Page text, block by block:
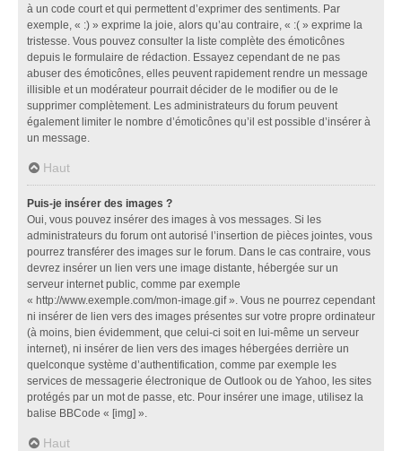
à un code court et qui permettent d’exprimer des sentiments. Par
exemple, « :) » exprime la joie, alors qu’au contraire, « :( » exprime la
tristesse. Vous pouvez consulter la liste complète des émoticônes
depuis le formulaire de rédaction. Essayez cependant de ne pas
abuser des émoticônes, elles peuvent rapidement rendre un message
illisible et un modérateur pourrait décider de le modifier ou de le
supprimer complètement. Les administrateurs du forum peuvent
également limiter le nombre d’émoticônes qu’il est possible d’insérer à
un message.
Haut
Puis-je insérer des images ?
Oui, vous pouvez insérer des images à vos messages. Si les
administrateurs du forum ont autorisé l’insertion de pièces jointes, vous
pourrez transférer des images sur le forum. Dans le cas contraire, vous
devrez insérer un lien vers une image distante, hébergée sur un
serveur internet public, comme par exemple
« http://www.exemple.com/mon-image.gif ». Vous ne pourrez cependant
ni insérer de lien vers des images présentes sur votre propre ordinateur
(à moins, bien évidemment, que celui-ci soit en lui-même un serveur
internet), ni insérer de lien vers des images hébergées derrière un
quelconque système d’authentification, comme par exemple les
services de messagerie électronique de Outlook ou de Yahoo, les sites
protégés par un mot de passe, etc. Pour insérer une image, utilisez la
balise BBCode « [img] ».
Haut